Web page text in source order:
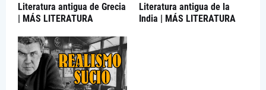
Literatura antigua de Grecia
| MÁS LITERATURA
Literatura antigua de la
India | MÁS LITERATURA